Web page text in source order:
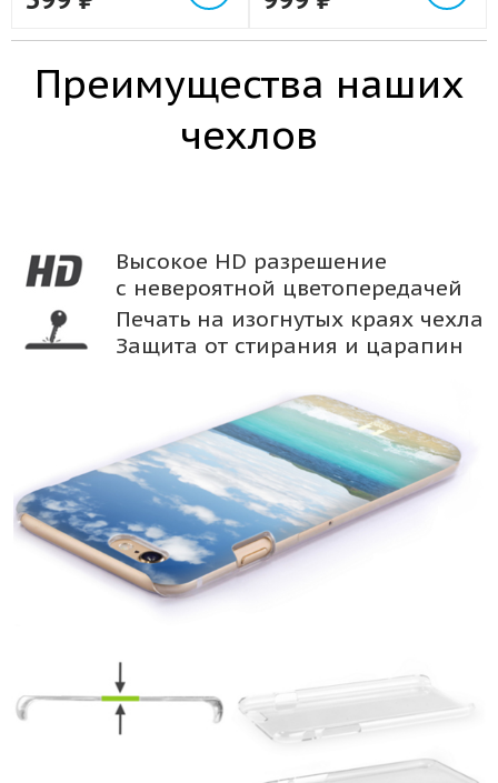
Преимущества наших
чехлов
Высокое HD разрешение
с невероятной цветопередачей
Печать на изогнутых краях чехла
Защита от стирания и царапин